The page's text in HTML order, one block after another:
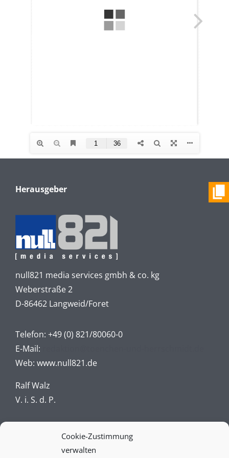
Cookie-Zustimmung
verwalten
Herausgeber
null821 media services gmbh & co. kg
Weberstraße 2
D-86462 Langweid/Foret
Telefon: +49 (0) 821/80060-0
E-Mail:
Web: www.null821.de
Ralf Walz
V. i. S. d. P.
Datenschutz